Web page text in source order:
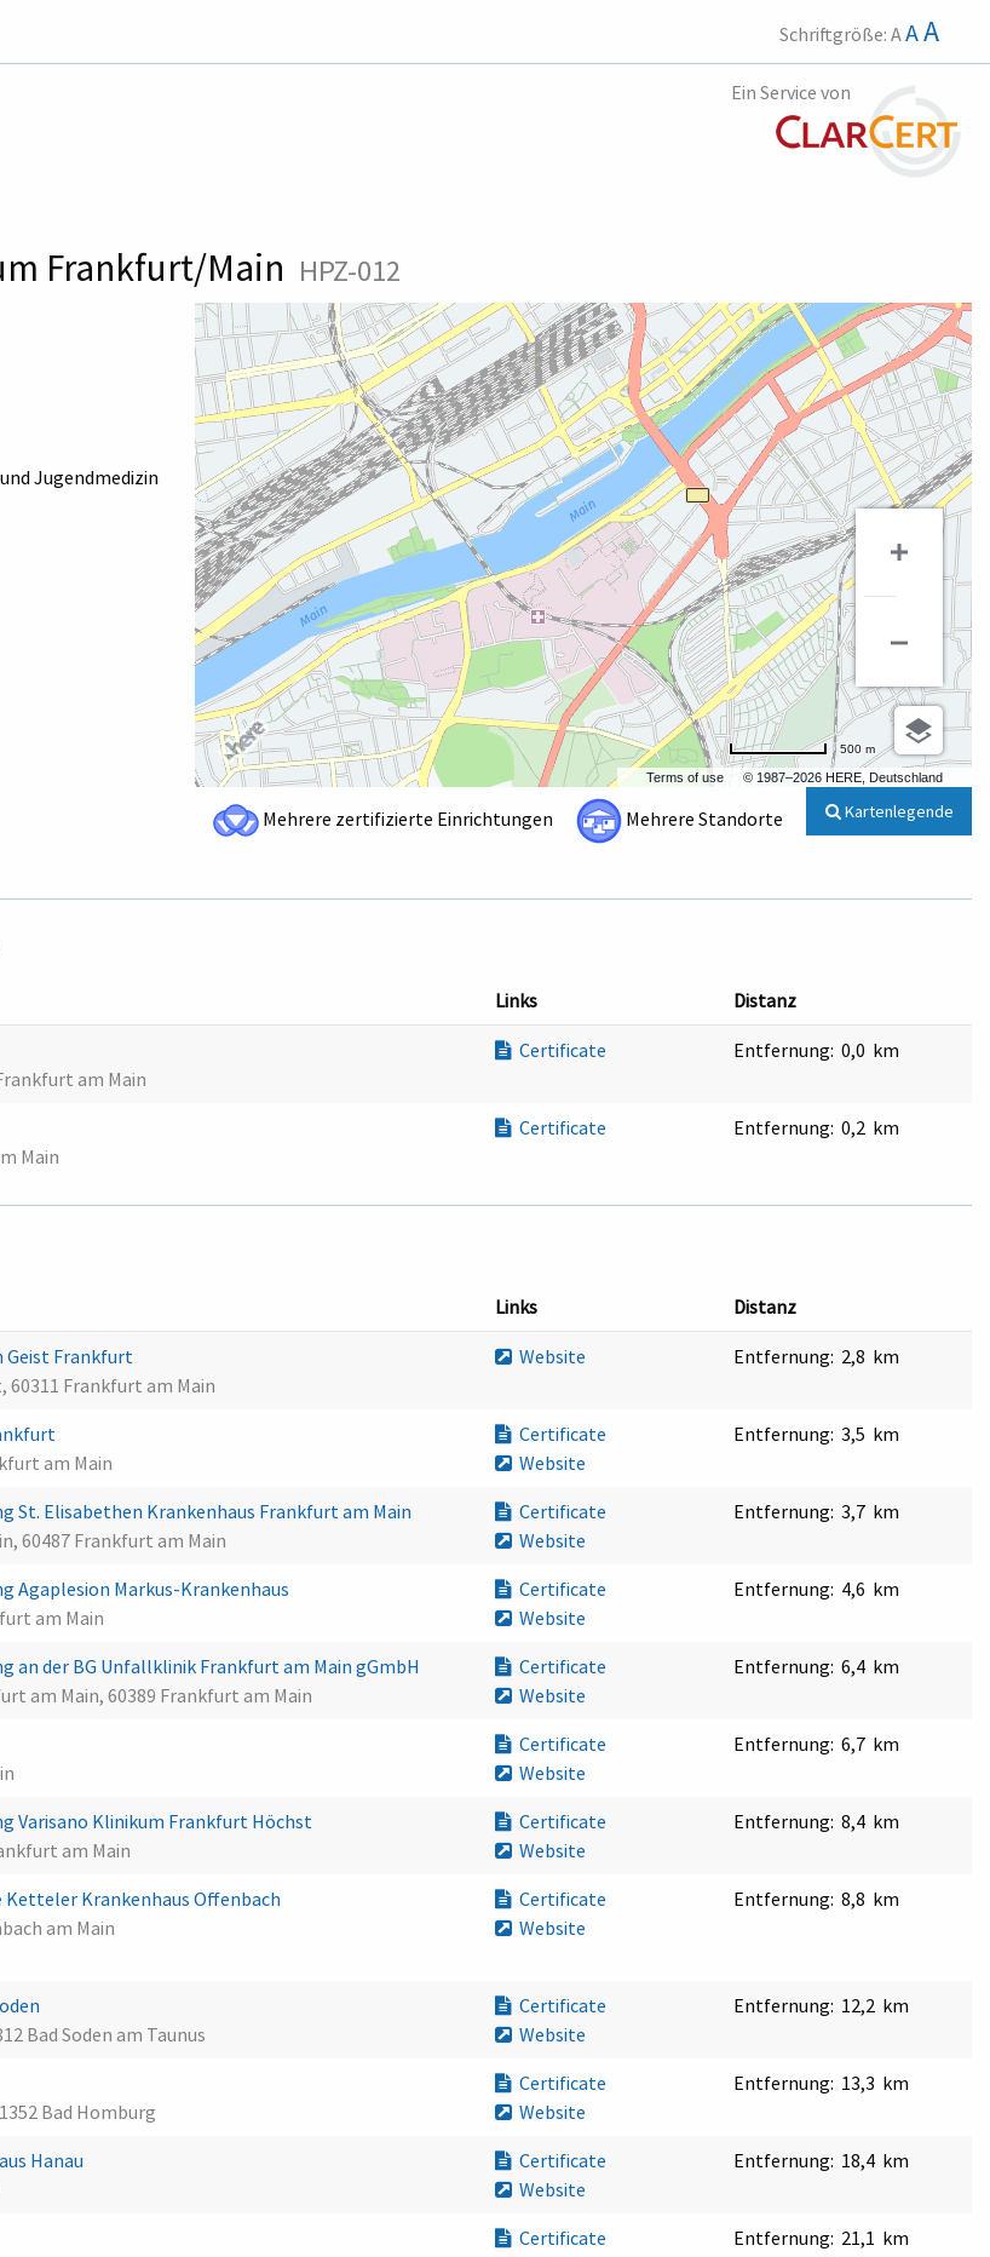
Schriftgröße: AAA
Ein Service von
Frankfurt/Main HPZ-012
Jugendmedizin
Terms of use © 1987–2026 HERE, Deutschland
500 m
Mehrere zertifizierte Einrichtungen Mehrere Standorte Kartenlegende
Links Distanz
am Main
Certificate Entfernung: 0,0 km
Main
Certificate Entfernung: 0,2 km
Links Distanz
Geist Frankfurt
Frankfurt am Main
Website Entfernung: 2,8 km
am Main
Certificate
Website
Entfernung: 3,5 km
Elisabethen Krankenhaus Frankfurt am Main
60487 Frankfurt am Main
Certificate
Website
Entfernung: 3,7 km
Agaplesion Markus-Krankenhaus
am Main
Certificate
Website
Entfernung: 4,6 km
der BG Unfallklinik Frankfurt am Main gGmbH
am Main, 60389 Frankfurt am Main
Certificate
Website
Entfernung: 6,4 km
Certificate
Website
Entfernung: 6,7 km
Varisano Klinikum Frankfurt Höchst
am Main
Certificate
Website
Entfernung: 8,4 km
Krankenhaus Offenbach
am Main
Certificate
Website
Entfernung: 8,8 km
Bad Soden am Taunus
Certificate
Website
Entfernung: 12,2 km
Bad Homburg
Certificate
Website
Entfernung: 13,3 km
Hanau
Certificate
Website
Entfernung: 18,4 km
Certificate
Entfernung: 21,1 km